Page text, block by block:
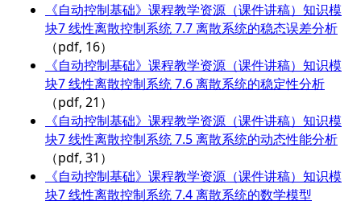
《自动控制基础》课程教学资源（课件讲稿）知识模
块7 线性离散控制系统 7.7 离散系统的稳态误差分析
（pdf, 16）
《自动控制基础》课程教学资源（课件讲稿）知识模
块7 线性离散控制系统 7.6 离散系统的稳定性分析
（pdf, 21）
《自动控制基础》课程教学资源（课件讲稿）知识模
块7 线性离散控制系统 7.5 离散系统的动态性能分析
（pdf, 31）
《自动控制基础》课程教学资源（课件讲稿）知识模
块7 线性离散控制系统 7.4 离散系统的数学模型